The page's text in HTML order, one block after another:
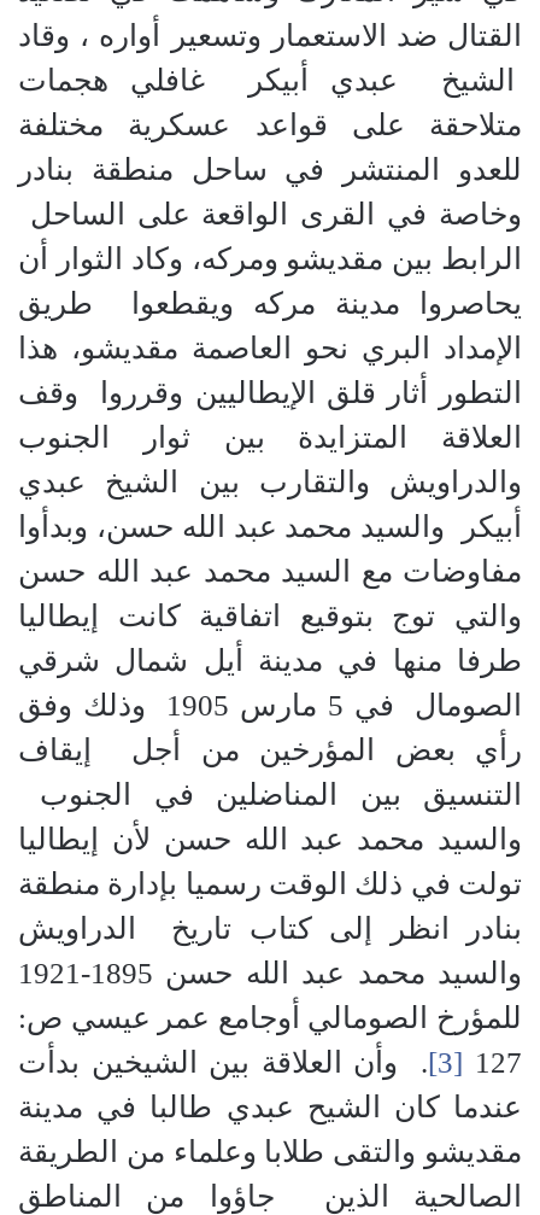
القتال ضد الاستعمار وتسعير أواره ، وقاد
الشيخ عبدي أبيكر غافلي هجمات
متلاحقة على قواعد عسكرية مختلفة
للعدو المنتشر في ساحل منطقة بنادر
وخاصة في القرى الواقعة على الساحل
الرابط بين مقديشو ومركه، وكاد الثوار أن
يحاصروا مدينة مركه ويقطعوا طريق
الإمداد البري نحو العاصمة مقديشو، هذا
التطور أثار قلق الإيطاليين وقرروا وقف
العلاقة المتزايدة بين ثوار الجنوب
والدراويش والتقارب بين الشيخ عبدي
أبيكر والسيد محمد عبد الله حسن، وبدأوا
مفاوضات مع السيد محمد عبد الله حسن
والتي توج بتوقيع اتفاقية كانت إيطاليا
طرفا منها في مدينة أيل شمال شرقي
الصومال في 5 مارس 1905 وذلك وفق
رأي بعض المؤرخين من أجل إيقاف
التنسيق بين المناضلين في الجنوب
والسيد محمد عبد الله حسن لأن إيطاليا
تولت في ذلك الوقت رسميا بإدارة منطقة
بنادر انظر إلى كتاب تاريخ الدراويش
والسيد محمد عبد الله حسن 1895-1921
للمؤرخ الصومالي أوجامع عمر عيسي ص:
127
[3]
. وأن العلاقة بين الشيخين بدأت
عندما كان الشيح عبدي طالبا في مدينة
مقديشو والتقى طلابا وعلماء من الطريقة
الصالحية الذين جاؤوا من المناطق